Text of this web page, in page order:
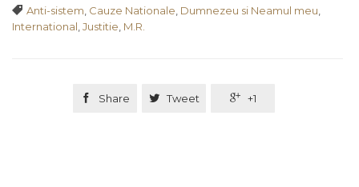
 Tags
Anti-sistem, Cauze Nationale, Dumnezeu si Neamul meu,
International,Justitie, M.R.
 Share  Tweet  +1